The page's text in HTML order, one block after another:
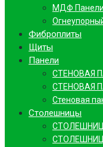
МДФ Панели
Фиброплиты
Щиты
Панели
СТЕНОВАЯ
СТЕНОВАЯ
Стеновая
Столешницы